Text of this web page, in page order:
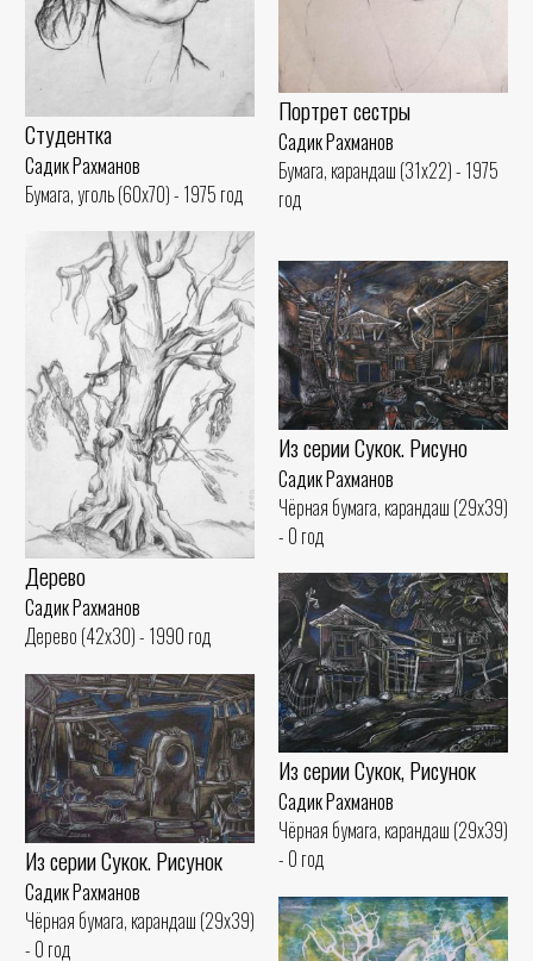
Портрет сестры
Садик Рахманов
Бумага, карандаш (31x22) - 1975
год
Студентка
Садик Рахманов
Бумага, уголь (60x70) - 1975 год
Дерево
Садик Рахманов
Дерево (42x30) - 1990 год
Из серии Сукок. Рисуно
Садик Рахманов
Чёрная бумага, карандаш (29x39)
- 0 год
Из серии Сукок, Рисунок
Садик Рахманов
Чёрная бумага, карандаш (29x39)
- 0 год
Из серии Сукок. Рисунок
Садик Рахманов
Чёрная бумага, карандаш (29x39)
- 0 год